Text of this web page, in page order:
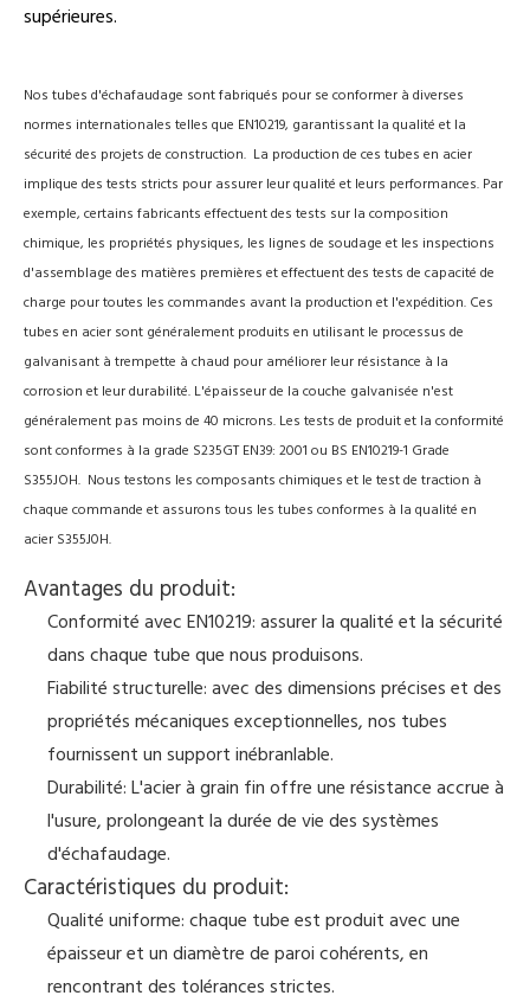
supérieures.
Nos tubes d'échafaudage sont fabriqués pour se conformer à diverses
normes internationales telles que EN10219, garantissant la qualité et la
sécurité des projets de construction. La production de ces tubes en acier
implique des tests stricts pour assurer leur qualité et leurs performances. Par
exemple, certains fabricants effectuent des tests sur la composition
chimique, les propriétés physiques, les lignes de soudage et les inspections
d'assemblage des matières premières et effectuent des tests de capacité de
charge pour toutes les commandes avant la production et l'expédition. Ces
tubes en acier sont généralement produits en utilisant le processus de
galvanisant à trempette à chaud pour améliorer leur résistance à la
corrosion et leur durabilité. L'épaisseur de la couche galvanisée n'est
généralement pas moins de 40 microns. Les tests de produit et la conformité
sont conformes à la grade S235GT EN39: 2001 ou BS EN10219-1 Grade
S355JOH. Nous testons les composants chimiques et le test de traction à
chaque commande et assurons tous les tubes conformes à la qualité en
acier S355J0H.
Avantages du produit:
Conformité avec EN10219: assurer la qualité et la sécurité
dans chaque tube que nous produisons.
Fiabilité structurelle: avec des dimensions précises et des
propriétés mécaniques exceptionnelles, nos tubes
fournissent un support inébranlable.
Durabilité: L'acier à grain fin offre une résistance accrue à
l'usure, prolongeant la durée de vie des systèmes
d'échafaudage.
Caractéristiques du produit:
Qualité uniforme: chaque tube est produit avec une
épaisseur et un diamètre de paroi cohérents, en
rencontrant des tolérances strictes.